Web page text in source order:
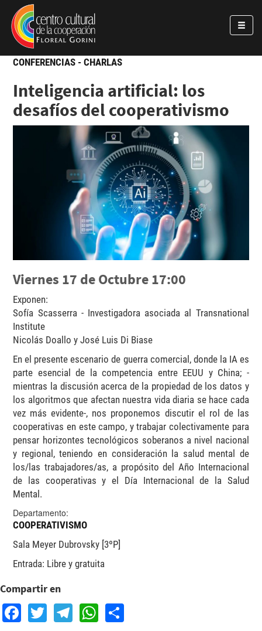
Pasar al contenido principal
Jump to main content
CONFERENCIAS - CHARLAS
Inteligencia artificial: los
desafíos del cooperativismo
Viernes 17 de Octubre 17:00
Exponen:
Sofía Scasserra - Investigadora asociada al Transnational
Institute
Nicolás Doallo y José Luis Di Biase
En el presente escenario de guerra comercial, donde la IA es
parte esencial de la competencia entre EEUU y China; -
mientras la discusión acerca de la propiedad de los datos y
los algoritmos que afectan nuestra vida diaria se hace cada
vez más evidente-, nos proponemos discutir el rol de las
cooperativas en este campo, y trabajar colectivamente para
pensar horizontes tecnológicos soberanos a nivel nacional
y regional, teniendo en consideración la salud mental de
los/las trabajadores/as, a propósito del Año Internacional
de las cooperativas y el Día Internacional de la Salud
Mental.
Departamento:
COOPERATIVISMO
Sala Meyer Dubrovsky [3ºP]
Entrada: Libre y gratuita
Compartir en
Facebook
TwitterTelegram
WhatsApp